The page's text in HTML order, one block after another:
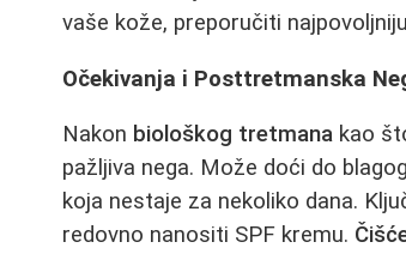
vaše kože, preporučiti
Očekivanja i Posttretmanska
Nakon biološkog tretmana kao
pažljiva nega. Može doći do
koja nestaje za nekoliko dana.
redovno nanositi SPF kremu.